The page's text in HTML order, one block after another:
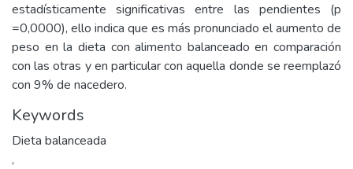
estadísticamente significativas entre las pendientes (p
=0,0000), ello indica que es más pronunciado el aumento de
peso en la dieta con alimento balanceado en comparación
con las otras y en particular con aquella donde se reemplazó
con 9% de nacedero.
Keywords
Dieta balanceada
,